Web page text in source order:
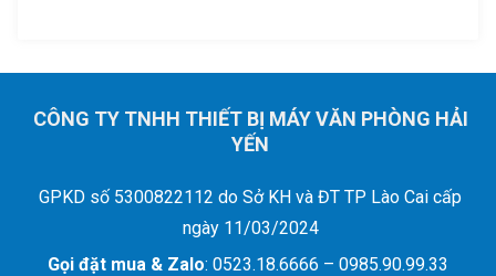
CÔNG TY TNHH THIẾT BỊ MÁY VĂN PHÒNG HẢI
YẾN
GPKD số 5300822112 do Sở KH và ĐT TP Lào Cai cấp
ngày 11/03/2024
Gọi đặt mua & Zalo: 0523.18.6666 – 0985.90.99.33